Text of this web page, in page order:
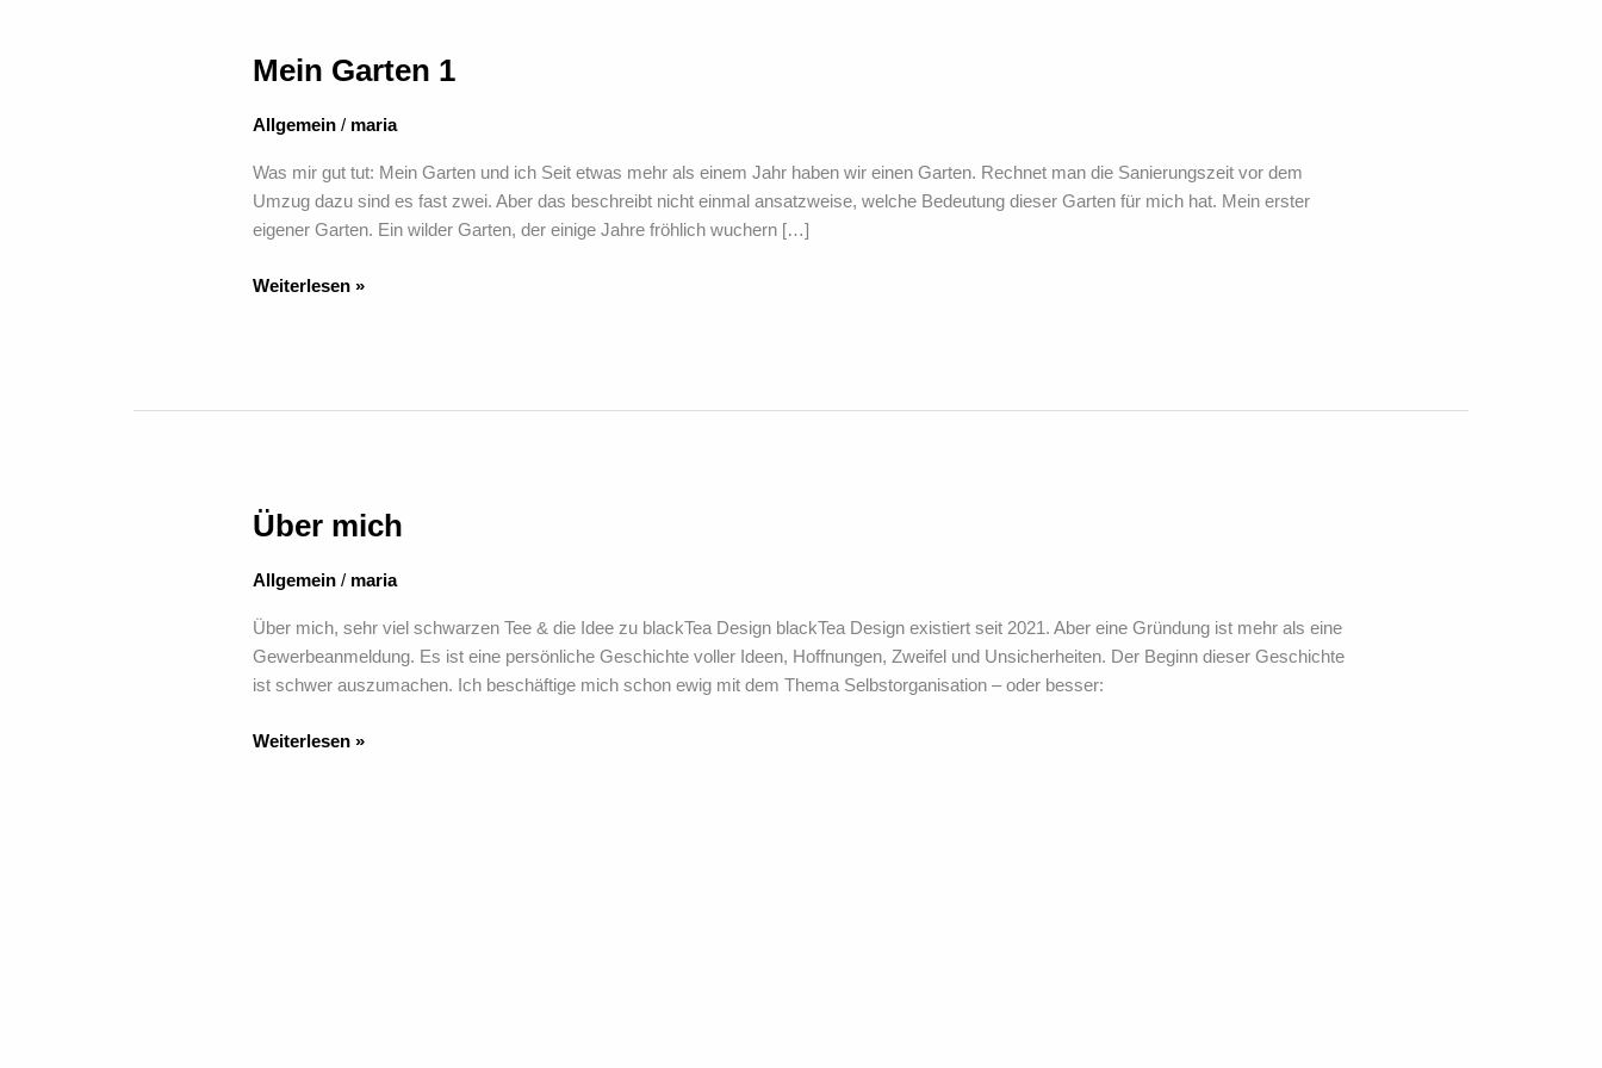
Mein Garten 1
Allgemein / maria
Was mir gut tut: Mein Garten und ich Seit etwas mehr als einem Jahr haben wir einen Garten. Rechnet man die Sanierungszeit vor dem
Umzug dazu sind es fast zwei. Aber das beschreibt nicht einmal ansatzweise, welche Bedeutung dieser Garten für mich hat. Mein erster
eigener Garten. Ein wilder Garten, der einige Jahre fröhlich wuchern […]
Mein
1
Weiterlesen »
Über mich
Allgemein / maria
Über mich, sehr viel schwarzen Tee & die Idee zu blackTea Design blackTea Design existiert seit 2021. Aber eine Gründung ist mehr als eine
Gewerbeanmeldung. Es ist eine persönliche Geschichte voller Ideen, Hoffnungen, Zweifel und Unsicherheiten. Der Beginn dieser Geschichte
ist schwer auszumachen. Ich beschäftige mich schon ewig mit dem Thema Selbstorganisation – oder besser:
Über
Weiterlesen »